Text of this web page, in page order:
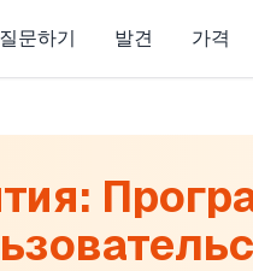
문하기 발견 가격